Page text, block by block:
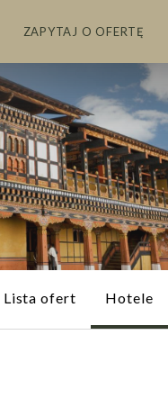
ZAPYTAJ O OFERTĘ
Lista ofert Hotele